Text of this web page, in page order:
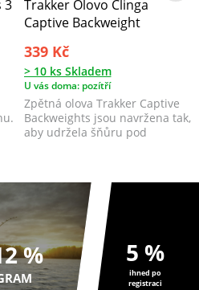
3
Trakker Olovo Clinga
Captive Backweight
339 Kč
> 10 ks Skladem
U vás doma: pozítří
Zpětná olova Trakker Captive
Backweights jsou navržena tak,
aby udržela šňůru pod
% 5 %
ihned po
registraci